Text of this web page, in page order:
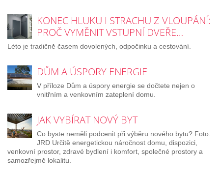
KONEC HLUKU I STRACHU Z VLOUPÁNÍ:
PROČ VYMĚNIT VSTUPNÍ DVEŘE…
Léto je tradičně časem dovolených, odpočinku a cestování.
DŮM A ÚSPORY ENERGIE
V příloze Dům a úspory energie se dočtete nejen o
vnitřním a venkovním zateplení domu.
JAK VYBÍRAT NOVÝ BYT
Co byste neměli podcenit při výběru nového bytu? Foto:
JRD Určitě energetickou náročnost domu, dispozici,
venkovní prostor, zdravé bydlení i komfort, společné prostory a
samozřejmě lokalitu.